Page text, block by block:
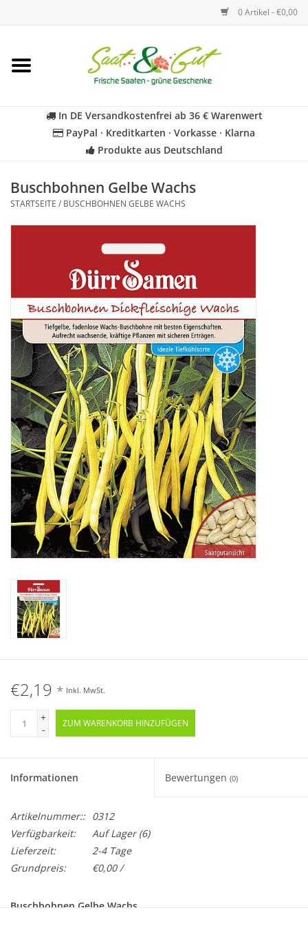
0 Artikel - €0,00
Startseite
Kräuter
Geschenkideen
Katalog
In DE Versandkostenfrei ab 36 € Warenwert
PayPal · Kreditkarten · Vorkasse · Klarna
Produkte aus Deutschland
Buschbohnen Gelbe Wachs
STARTSEITE / BUSCHBOHNEN GELBE WACHS
€2,19 * Inkl. MwSt.
+
-
ZUM WARENKORB HINZUFÜGEN
Informationen Bewertungen (0)
Artikelnummer:: 0312
Verfügbarkeit:
Auf Lager(6)
Lieferzeit:
2-4 Tage
Grundpreis:
€0,00 /
Buschbohnen Gelbe Wachs